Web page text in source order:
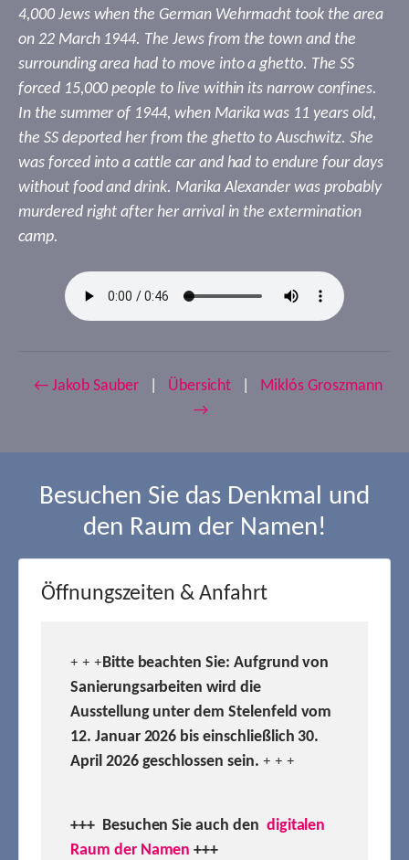
4,000 Jews when the German Wehrmacht took the area
on 22 March 1944. The Jews from the town and the
surrounding area had to move into a ghetto. The SS
forced 15,000 people to live within its narrow confines.
In the summer of 1944, when Marika was 11 years old,
the SS deported her from the ghetto to Auschwitz. She
was forced into a cattle car and had to endure four days
without food and drink. Marika Alexander was probably
murdered right after her arrival in the extermination
camp.
← Jakob Sauber Übersicht
Miklós Groszmann
→
Besuchen Sie das Denkmal und
den Raum der Namen!
Öffnungszeiten & Anfahrt
+ + +Bitte beachten Sie: Aufgrund von
Sanierungsarbeiten wird die
Ausstellung unter dem Stelenfeld vom
12. Januar 2026 bis einschließlich 30.
April 2026 geschlossen sein. + + +
+++ Besuchen Sie auch den digitalen
Raum der Namen +++